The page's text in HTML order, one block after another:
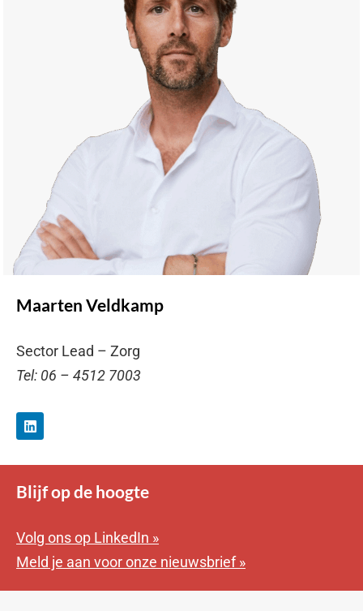
Maarten Veldkamp
Sector Lead – Zorg
Tel: 06 – 4512 7003
Blijf op de hoogte
Volg ons op LinkedIn »
Meld je aan voor onze nieuwsbrief »